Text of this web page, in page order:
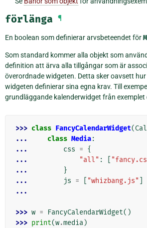
förlänga ¶
En boolean som definierar arvsbeteendet för
Som standard kommer alla objekt som
definition att ärva alla tillgångar som är
överordnade widgeten. Detta sker oavsett
widgeten definierar sina egna krav. Till
grundläggande kalenderwidget från exemplet
>>> class FancyCalendarWidget(
...
class Media:
...
css = {
...
"all" :
...
}
...
js = "whizbang.js"
...
>>> w = FancyCalendarWidget()
>>> print(w.media)